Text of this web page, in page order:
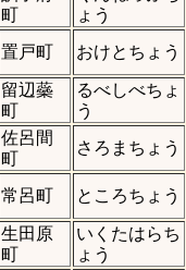
町
ょう
置戸町 おけとちょう
留辺蘂
町
るべしべちょ
う
佐呂間
町
さろまちょう
常呂町 ところちょう
生田原
町
いくたはらち
ょう